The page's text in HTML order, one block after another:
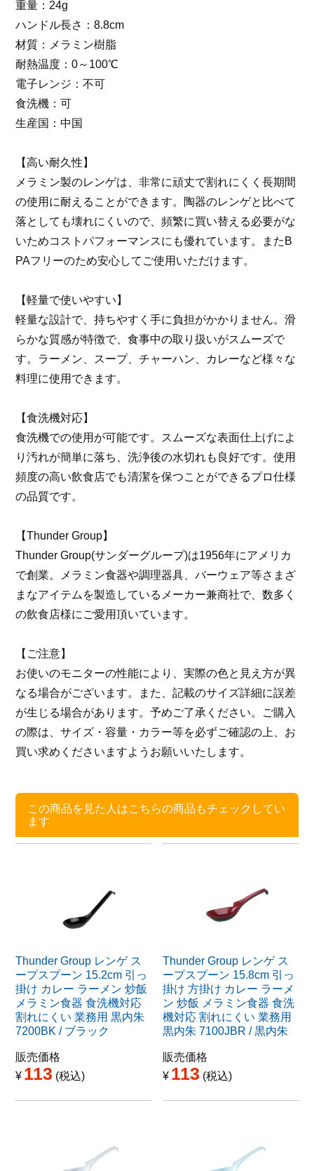
重量：24g
ハンドル長さ：8.8cm
材質：メラミン樹脂
耐熱温度：0～100℃
電子レンジ：不可
食洗機：可
生産国：中国
【高い耐久性】
メラミン製のレンゲは、非常に頑丈で割れにくく長期間
の使用に耐えることができます。陶器のレンゲと比べて
落としても壊れにくいので、頻繁に買い替える必要がな
いためコストパフォーマンスにも優れています。またB
PAフリーのため安心してご使用いただけます。
【軽量で使いやすい】
軽量な設計で、持ちやすく手に負担がかかりません。滑
らかな質感が特徴で、食事中の取り扱いがスムーズで
す。ラーメン、スープ、チャーハン、カレーなど様々な
料理に使用できます。
【食洗機対応】
食洗機での使用が可能です。スムーズな表面仕上げによ
り汚れが簡単に落ち、洗浄後の水切れも良好です。使用
頻度の高い飲食店でも清潔を保つことができるプロ仕様
の品質です。
【Thunder Group】
Thunder Group(サンダーグループ)は1956年にアメリカ
で創業。メラミン食器や調理器具、バーウェア等さまざ
まなアイテムを製造しているメーカー兼商社で、数多く
の飲食店様にご愛用頂いています。
【ご注意】
お使いのモニターの性能により、実際の色と見え方が異
なる場合がございます。また、記載のサイズ詳細に誤差
が生じる場合があります。予めご了承ください。ご購入
の際は、サイズ・容量・カラー等を必ずご確認の上、お
買い求めくださいますようお願いいたします。
この商品を見た人はこちらの商品もチェックしてい
ます
Thunder Group レンゲ ス
ープスプーン 15.2cm 引っ
掛け カレー ラーメン 炒飯
メラミン食器 食洗機対応
割れにくい 業務用 黒内朱
7200BK / ブラック
販売価格
¥ 113 税込
Thunder Group レンゲ ス
ープスプーン 15.8cm 引っ
掛け 方掛け カレー ラーメ
ン 炒飯 メラミン食器 食洗
機対応 割れにくい 業務用
黒内朱 7100JBR / 黒内朱
販売価格
¥ 113 税込